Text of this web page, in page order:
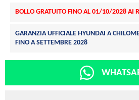
BOLLO GRATUITO FINO AL 01/10/2028 AI
GARANZIA UFFICIALE HYUNDAI A
FINO A SETTEMBRE 2028